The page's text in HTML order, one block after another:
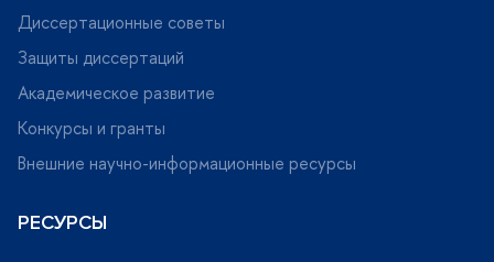
Диссертационные советы
Защиты диссертаций
Академическое развитие
Конкурсы и гранты
нешние научно-информационные ресурсы
РЕСУРСЫ